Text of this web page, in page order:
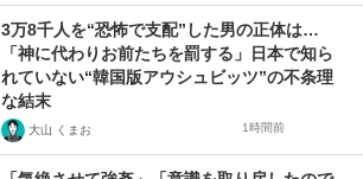
3万8千人を“恐怖で支配”した男の正体は…
「神に代わりお前たちを罰する」日本で知ら
れていない“韓国版アウシュビッツ”の不条理
な結末
大山 くまお 1時間前